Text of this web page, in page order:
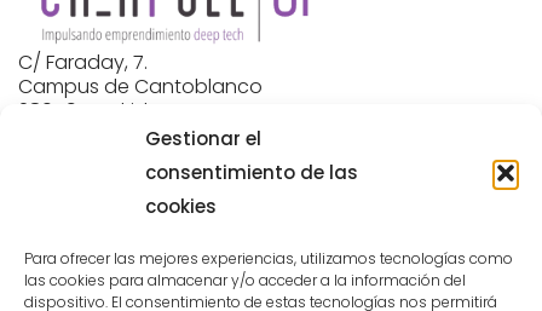
Gestionar el
consentimiento de las
cookies
Para ofrecer las mejores experiencias, utilizamos tecnologías como
las cookies para almacenar y/o acceder a la información del
dispositivo. El consentimiento de estas tecnologías nos permitirá
C/ Faraday, 7.
Campus de Cantoblanco
28049 Madrid
catapull@fpcm.es
Proyecto promovido por
FPCM
Financiado por:
Ayuntamiento de Madrid